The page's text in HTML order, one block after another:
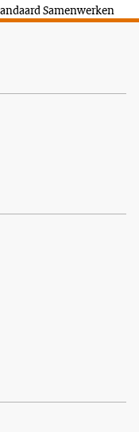
Samenwerken